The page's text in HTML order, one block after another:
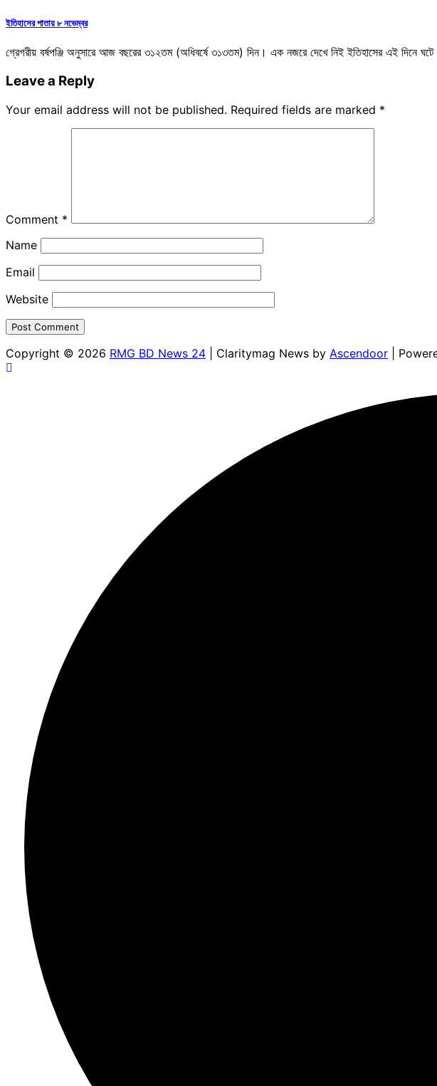
ইতিহাসের পাতায় ৮ নভেম্বর
গ্রেগরীয় বর্ষপঞ্জি অনুসারে আজ বছরের ৩১২তম (অধিবর্ষে ৩১৩তম) দিন। এক নজরে দেখে নিই ইতিহাসের এই দিনে
Leave a Reply
Your email address will not be published. Required fields are marked *
Comment *
Name
Email
Website
Copyright © 2026 RMG BD News 24 | Claritymag News by Ascendoor |